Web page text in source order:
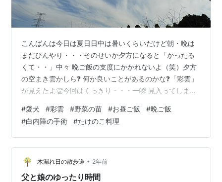
こんばんは今日は夏日日中は暑いくらいだけど朝・晩は
まだひんやり・・・そのせいか夕方になると「かったる
くて・・」中々 晩ご飯の支度にかかれないよ（笑）夕方
の空まき雲かしら❓ 何か良いことがあるのかな❓「彩雲」
が見えたよ👏今回はくっきり・・・一瞬 見入ってしまい
気な「クレマチス」 カインズに行ってお野菜の苗 購入キ
ュウリ・ミニトマト・中トマトゴーヤ・シシトウ・ピー
マン買いすぎたかな❓（笑） この前植えた「ナス」 モロ
ヘイヤ楽しみ・・・ 元気がよいのは「にんにく」だっ
て・・・収穫が楽しみ😊 甲斐君 こんにちは🐶エリザベス
カラー 3週間してるんだっ…
#愛犬 #彩雲 #野菜の苗 #お昼ご飯 #晩ご飯
#白内障の手術 #たけのこ料理
木漏れ日の散歩道 • 2年前
父と娘のゆったり時間